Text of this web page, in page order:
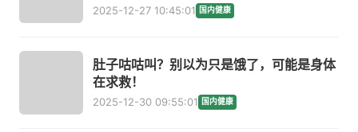
2025-12-27 10:45:01 国内健康
肚子咕咕叫？别以为只是饿了，可能是身体
在求救！
2025-12-30 09:55:01 国内健康